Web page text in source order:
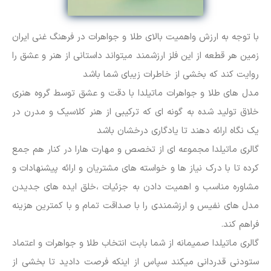
با توجه به ارزش واهمیت بالای طلا و جواهرات در فرهنگ غنی ایران
زمین هر قطعه از این فلز ارزشمند میتواند داستانی از هنر و عشق را
روایت کند که بخشی از خاطرات زیبای شما باشد
مدل های طلا و جواهرات ماتیلدا با دقت و عشق توسط گروه هنری
خلاق تولید شده به گونه ای که ترکیبی از هنر کلاسیک و مدرن در
یک نگاه ارائه دهند تا یادگاری درخشان باشد
گالری ماتیلدا مجموعه ای از تخصص و مهارت هارا در کنار هم جمع
کرده تا با درک نیاز ها و خواسته های مشتریان و ارائه پیشنهادات و
مشاوره مناسب و اهمیت دادن به جزئیات ،خلق ایده های جدیدن
مدل های نفیس و ارزشمندی را با صداقت تمام و با کمترین هزینه
فراهم کند.
گالری ماتیلدا صمیمانه از شما بابت انتخاب طلا و جواهرات و اعتماد
ستودنی قدردانی میکند سپاس از اینکه فرصت دادید تا بخشی از